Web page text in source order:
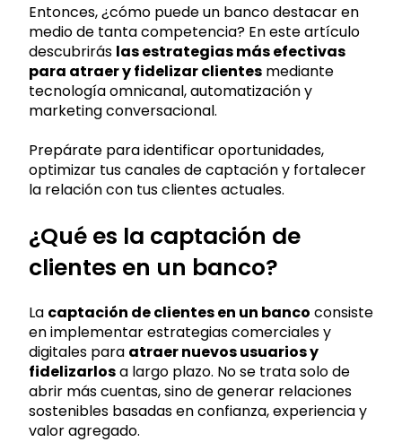
Entonces, ¿cómo puede un banco destacar en
medio de tanta competencia? En este artículo
descubrirás las estrategias más efectivas
para atraer y fidelizar clientes mediante
tecnología omnicanal, automatización y
marketing conversacional.
Prepárate para identificar oportunidades,
optimizar tus canales de captación y fortalecer
la relación con tus clientes actuales.
¿Qué es la captación de
clientes en un banco?
La captación de clientes en un banco consiste
en implementar estrategias comerciales y
digitales para atraer nuevos usuarios y
fidelizarlosa largo plazo. No se trata solo de
abrir más cuentas, sino de generar relaciones
sostenibles basadas en confianza, experiencia y
valor agregado.